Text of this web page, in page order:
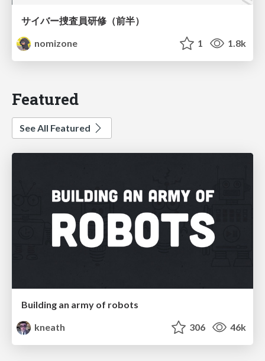
サイバー捜査員研修（前半）
nomizone
1 1.8k
Featured
See All Featured
Building an army of robots
kneath
306 46k